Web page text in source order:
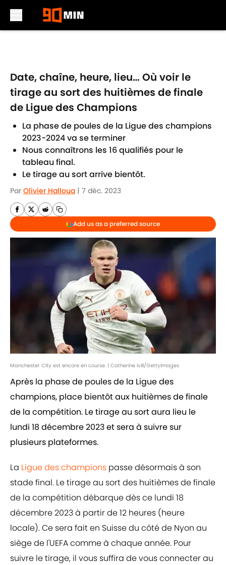
Date, chaîne, heure, lieu… Où voir le
tirage au sort des huitièmes de finale
de Ligue des Champions
La phase de poules de la Ligue des champions
2023-2024 va se terminer
Nous connaîtrons les 16 qualifiés pour le
tableau final.
Le tirage au sort arrive bientôt.
Par Olivier Halloua | 7 déc. 2023
Add us as a preferred source
Manchester City est encore en course. | Catherine Ivill/GettyImages
Après la phase de poules de la Ligue des
champions, place bientôt aux huitièmes de finale
de la compétition. Le tirage au sort aura lieu le
lundi 18 décembre 2023 et sera à suivre sur
plusieurs plateformes.
La Ligue des champions passe désormais à son
stade final. Le tirage au sort des huitièmes de finale
de la compétition débarque dès ce lundi 18
décembre 2023 à partir de 12 heures (heure
locale). Ce sera fait en Suisse du côté de Nyon au
siège de l'UEFA comme à chaque année. Pour
suivre le tirage, il vous suffira de vous connecter au